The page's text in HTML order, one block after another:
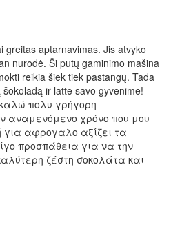
greitas aptarnavimas. Jis atvyko
nurodė. Ši putų gaminimo mašina
reikia šiek tiek pastangų. Tada
ir latte savo gyvenime!
πολυ γρήγορη
αναμενόμενο χρόνο που μου
αφρογαλο αξίζει τα
προσπάθεια για να την
ζέστη σοκολάτα και